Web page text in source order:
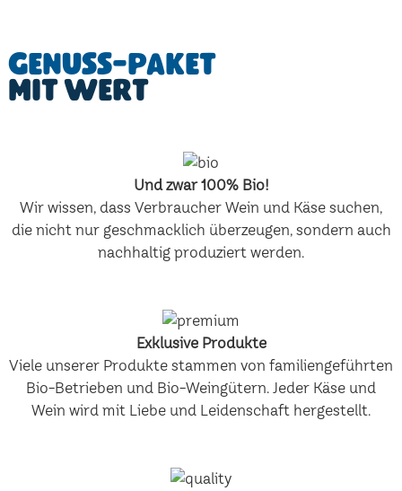
Genuss-Paket
mit Wert
Und zwar 100% Bio!
Wir wissen, dass Verbraucher Wein und Käse suchen,
die nicht nur geschmacklich überzeugen, sondern auch
nachhaltig produziert werden.
Exklusive Produkte
Viele unserer Produkte stammen von familiengeführten
Bio-Betrieben und Bio-Weingütern. Jeder Käse und
Wein wird mit Liebe und Leidenschaft hergestellt.